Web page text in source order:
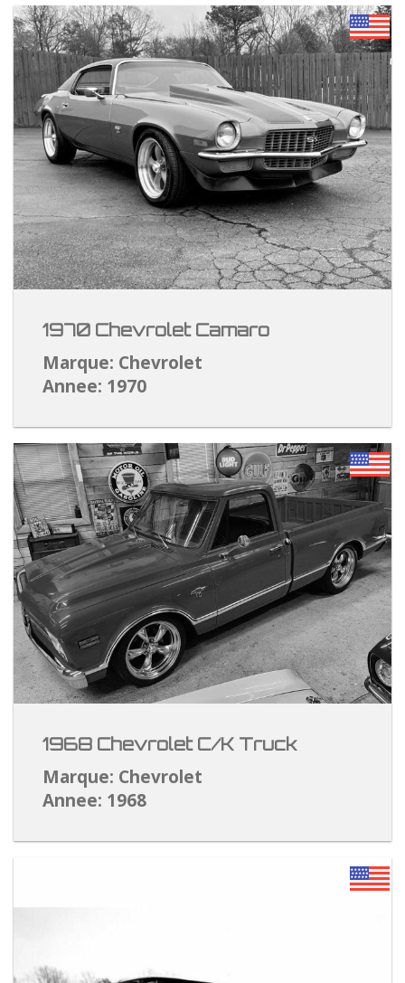
1970 Chevrolet Camaro
Marque: Chevrolet
Annee: 1970
1968 Chevrolet C/K Truck
Marque: Chevrolet
Annee: 1968